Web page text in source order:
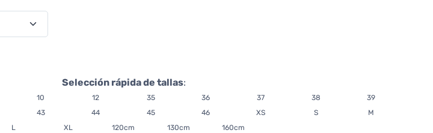
Selección rápida de tallas:
10 12 35 36 37 38
39
43 44 45 46 XS S
M
L
XL 120cm 130cm 160cm